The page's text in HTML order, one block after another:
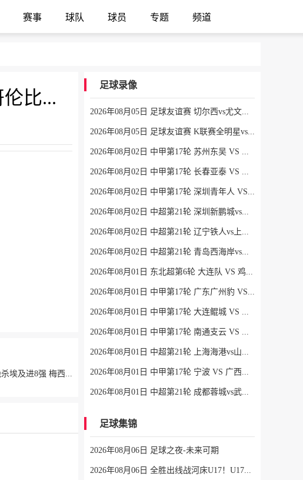
赛事 球队 球员 专题 频道
2026年07月08日 将战阿根廷！瑞士点球大战4-3淘汰哥伦比亚 D·桑切斯、库乔失点
2026年07月08日 让2追3绝地逆转！阿根廷3-2绝杀埃及进8强 梅西传射+失点恩佐绝杀
足球录像
2026年08月05日 足球友谊赛 切尔西vs尤文图斯 全场录像
2026年08月05日 足球友谊赛 K联赛全明星vs曼城 全场录像
2026年08月02日 中甲第17轮 苏州东吴 VS 梅州客家 全场录像
2026年08月02日 中甲第17轮 长春亚泰 VS 石家庄功夫 全场录像
2026年08月02日 中甲第17轮 深圳青年人 VS 无锡吴钩 全场录像
2026年08月02日 中超第21轮 深圳新鹏城vs重庆铜梁龙 全场录像
2026年08月02日 中超第21轮 辽宁铁人vs上海申花 全场录像
2026年08月02日 中超第21轮 青岛西海岸vs青岛海牛 全场录像
2026年08月01日 东北超第6轮 大连队 VS 鸡西队 全场录像
2026年08月01日 中甲第17轮 广东广州豹 VS 佛山南狮 全场录像
2026年08月01日 中甲第17轮 大连鲲城 VS 陕西联合 全场录像
2026年08月01日 中甲第17轮 南通支云 VS 定南赣联 全场录像
2026年08月01日 中超第21轮 上海海港vs山东泰山 全场录像
2026年08月01日 中甲第17轮 宁波 VS 广西恒宸 全场录像
2026年08月01日 中超第21轮 成都蓉城vs武汉三镇 全场录像
足球集锦
2026年08月06日 足球之夜-未来可期
2026年08月06日 全胜出线战河床U17！U17国足2-1十人药厂U17 赵松源登场1分钟传射